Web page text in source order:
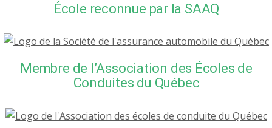
École reconnue par la SAAQ
Membre de l’Association des Écoles de
Conduites du Québec